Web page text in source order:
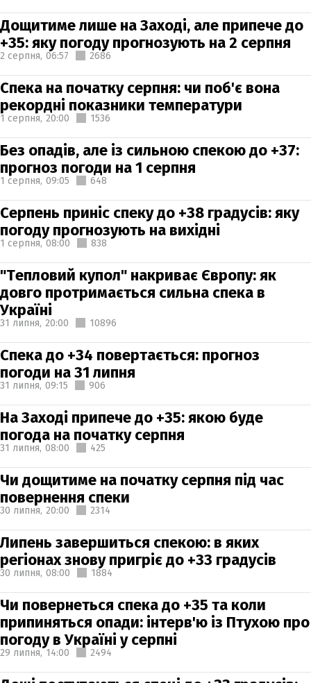
Дощитиме лише на Заході, але припече до
+35: яку погоду прогнозують на 2 серпня
2 серпня, 06:57 2686
Спека на початку серпня: чи поб'є вона
рекордні показники температури
1 серпня, 20:00 1536
Без опадів, але із сильною спекою до +37:
прогноз погоди на 1 серпня
1 серпня, 09:05 648
Серпень приніс спеку до +38 градусів: яку
погоду прогнозують на вихідні
1 серпня, 08:00 838
"Тепловий купол" накриває Європу: як
довго протримається сильна спека в
Україні
31 липня, 20:00 10896
Спека до +34 повертається: прогноз
погоди на 31 липня
31 липня, 09:15 906
На Заході припече до +35: якою буде
погода на початку серпня
31 липня, 08:00 425
Чи дощитиме на початку серпня під час
повернення спеки
30 липня, 20:00 2314
Липень завершиться спекою: в яких
регіонах знову пригріє до +33 градусів
30 липня, 08:00 1884
Чи повернеться спека до +35 та коли
припиняться опади: інтерв'ю із Птухою про
погоду в Україні у серпні
29 липня, 14:00 2494